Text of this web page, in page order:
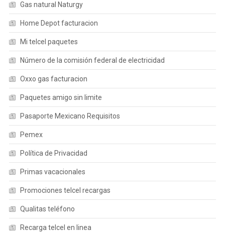
Gas natural Naturgy
Home Depot facturacion
Mi telcel paquetes
Número de la comisión federal de electricidad
Oxxo gas facturacion
Paquetes amigo sin limite
Pasaporte Mexicano Requisitos
Pemex
Política de Privacidad
Primas vacacionales
Promociones telcel recargas
Qualitas teléfono
Recarga telcel en linea